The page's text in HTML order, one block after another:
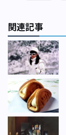
関連記事